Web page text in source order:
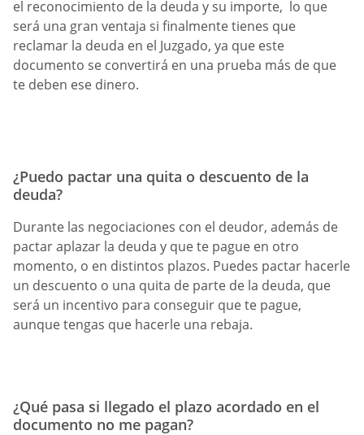
el reconocimiento de la deuda y su importe, lo que
será una gran ventaja si finalmente tienes que
reclamar la deuda en el Juzgado, ya que este
documento se convertirá en una prueba más de que
te deben ese dinero.
¿Puedo pactar una quita o descuento de la
deuda?
Durante las negociaciones con el deudor, además de
pactar aplazar la deuda y que te pague en otro
momento, o en distintos plazos. Puedes pactar hacerle
un descuento o una quita de parte de la deuda, que
será un incentivo para conseguir que te pague,
aunque tengas que hacerle una rebaja.
¿Qué pasa si llegado el plazo acordado en el
documento no me pagan?